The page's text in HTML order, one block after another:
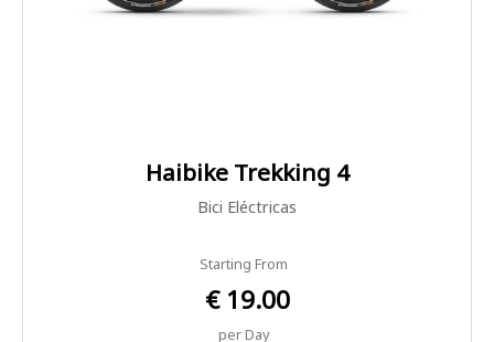
Haibike Trekking 4
Bici Eléctricas
Starting From
€ 19.00
per Day